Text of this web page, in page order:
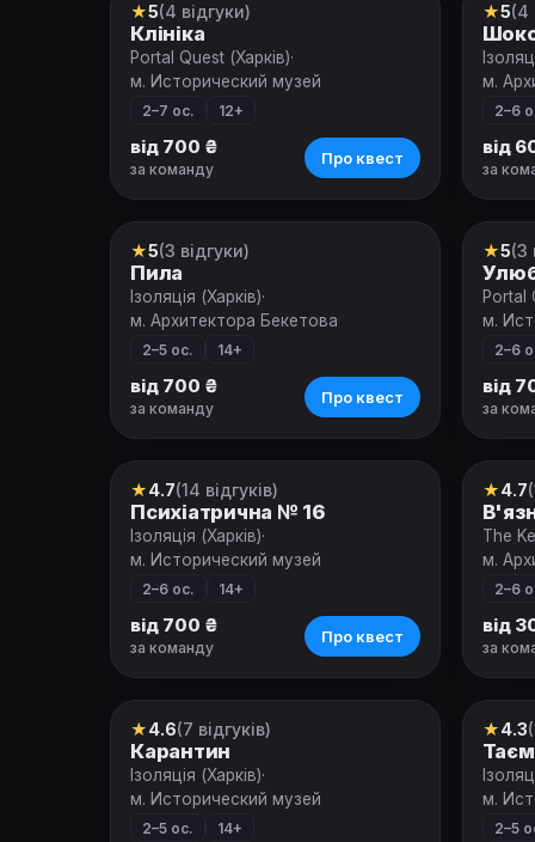
Квест
★5(4 відгуки)
Клініка
Portal Quest (Харків)·
м. Исторический музей
2–7 ос. 12+
від 700 ₴
за команду
Про квест
★5(4
м.
2–6
від
за
Квест
★5(3 відгуки)
Пила
Ізоляція (Харків)·
м. Архитектора Бекетова
2–5 ос. 14+
від 700 ₴
за команду
Про квест
★5(3
Portal
м.
2–6
від
за
Квест
★4.7(14 відгуків)
Психіатрична № 16
Ізоляція (Харків)·
м. Исторический музей
2–6 ос. 14+
від 700 ₴
за команду
Про квест
★4.7
The
м.
2–6
від
за
Квест
★4.6(7 відгуків)
Карантин
Ізоляція (Харків)·
м. Исторический музей
2–5 ос. 14+
★4.3
м.
2–5